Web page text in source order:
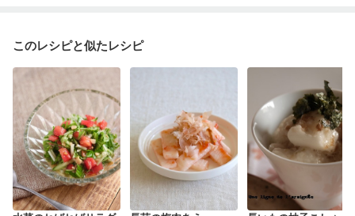
このレシピと似たレシピ